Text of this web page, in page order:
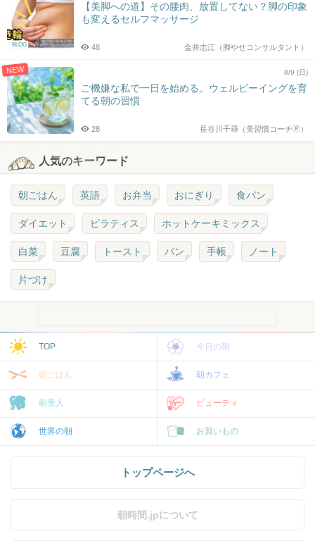
BLOG
【美脚への道】その腰肉、放置してない？脚の印象
も変えるセルフマッサージ
金井志江（脚やせコンサルタント）
48
NEW 8/9 (日)
ご機嫌な私で一日を始める。ウェルビーイングを育
てる朝の習慣
長谷川千尋（美習慣コーチ🄬）
28
人気のキーワード
朝ごはん 英語 お弁当 おにぎり 食パン
ダイエット ピラティス ホットケーキミックス
白菜 豆腐 トースト パン 手帳 ノート
片づけ
TOP 今日の朝
朝ごはん 朝カフェ
朝美人 ビューティ
世界の朝 お買いもの
トップページへ
朝時間.jpについて